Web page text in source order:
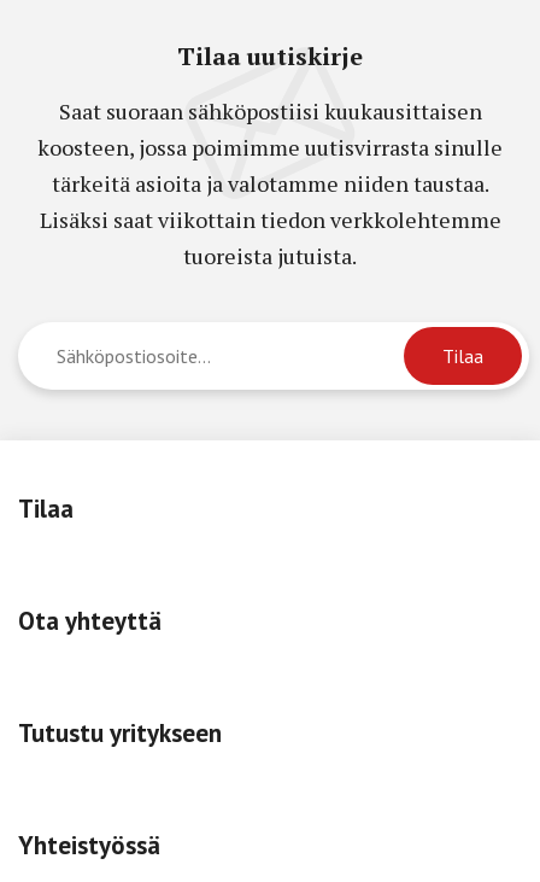
Tilaa uutiskirje
Saat suoraan sähköpostiisi kuukausittaisen
koosteen, jossa poimimme uutisvirrasta sinulle
tärkeitä asioita ja valotamme niiden taustaa.
Lisäksi saat viikottain tiedon verkkolehtemme
tuoreista jutuista.
Tilaa
Ota yhteyttä
Tutustu yritykseen
Yhteistyössä